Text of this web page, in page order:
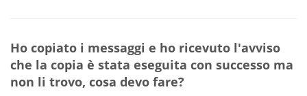
Ho copiato i messaggi e ho ricevuto l'avviso
che la copia è stata eseguita con successo ma
non li trovo, cosa devo fare?